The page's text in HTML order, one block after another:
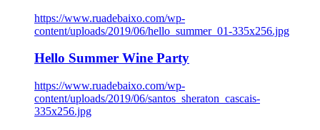
https://www.ruadebaixo.com/wp-
content/uploads/2019/06/hello_summer_01-335x256.jpg
Hello Summer Wine Party
https://www.ruadebaixo.com/wp-
content/uploads/2019/06/santos_sheraton_cascais-
335x256.jpg